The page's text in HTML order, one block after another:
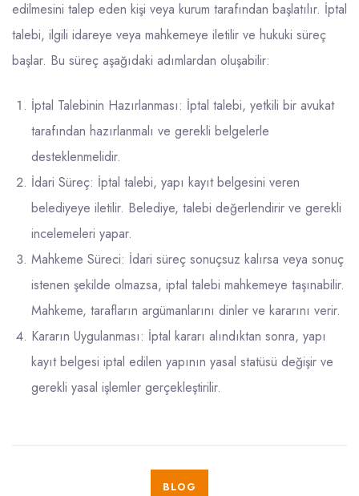
edilmesini talep eden kişi veya kurum tarafından başlatılır. İptal
talebi, ilgili idareye veya mahkemeye iletilir ve hukuki süreç
başlar. Bu süreç aşağıdaki adımlardan oluşabilir:
İptal Talebinin Hazırlanması: İptal talebi, yetkili bir avukat
tarafından hazırlanmalı ve gerekli belgelerle
desteklenmelidir.
İdari Süreç: İptal talebi, yapı kayıt belgesini veren
belediyeye iletilir. Belediye, talebi değerlendirir ve gerekli
incelemeleri yapar.
Mahkeme Süreci: İdari süreç sonuçsuz kalırsa veya sonuç
istenen şekilde olmazsa, iptal talebi mahkemeye taşınabilir.
Mahkeme, tarafların argümanlarını dinler ve kararını verir.
Kararın Uygulanması: İptal kararı alındıktan sonra, yapı
kayıt belgesi iptal edilen yapının yasal statüsü değişir ve
gerekli yasal işlemler gerçekleştirilir.
BLOG